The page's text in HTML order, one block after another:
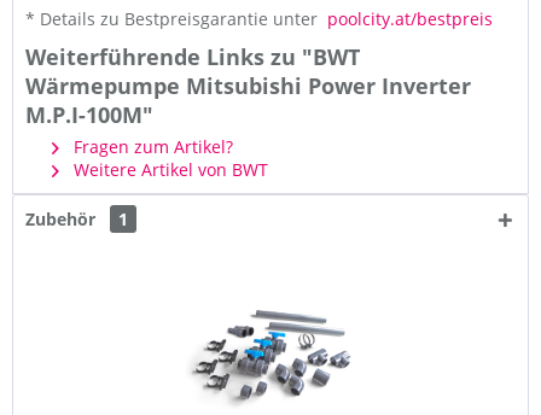
* Details zu Bestpreisgarantie unter poolcity.at/bestpreis
Weiterführende Links zu "BWT
Wärmepumpe Mitsubishi Power Inverter
M.P.I-100M"
Fragen zum Artikel?
Weitere Artikel von BWT
Zubehör 1